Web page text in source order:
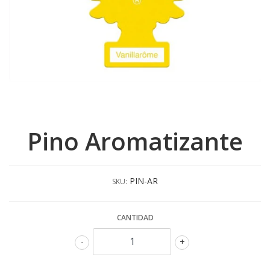
Pino Aromatizante
SKU: PIN-AR
CANTIDAD
+
-